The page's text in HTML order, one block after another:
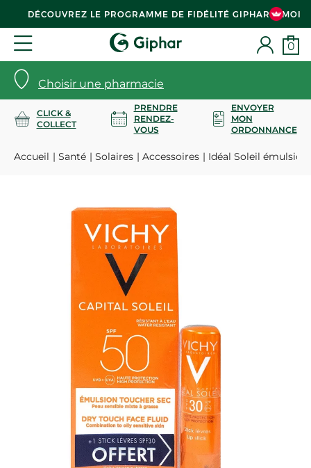
DÉCOUVREZ LE PROGRAMME DE FIDÉLITÉ GIPHAR & MOI
Choisir une pharmacie
0
CLICK &
COLLECT
PRENDRE
RENDEZ-
VOUS
ENVOYER
MON
ORDONNANCE
Accueil Santé Solaires Accessoires Idéal Soleil